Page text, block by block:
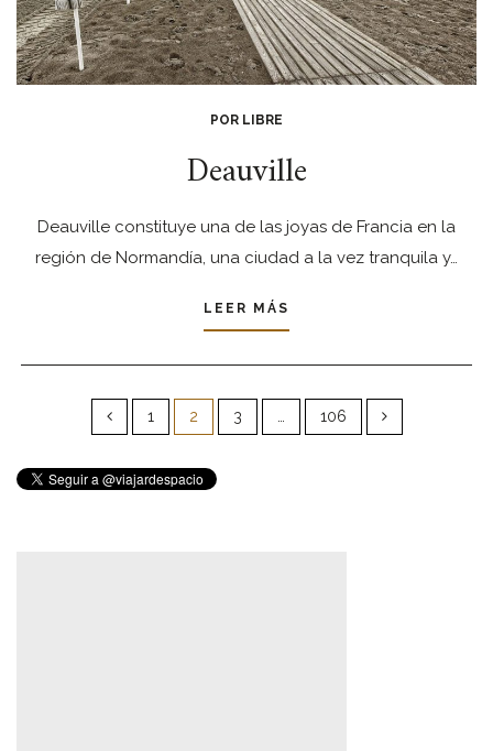
POR LIBRE
Deauville
Deauville constituye una de las joyas de Francia en la
región de Normandía, una ciudad a la vez tranquila y…
LEER MÁS
Paginación
entradas
1 2 3 106